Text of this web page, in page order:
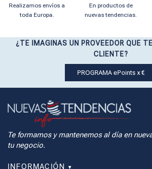
Realizamos envíos a
toda Europa.
En productos de
nuevas tendencias.
¿TE IMAGINAS UN PROVEEDOR QUE
CLIENTE?
PROGRAMA ePoints x €
Te formamos y mantenemos al día en
tu negocio.
INFORMACIÓN ▼